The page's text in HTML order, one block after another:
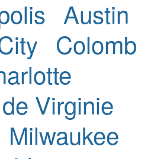
Austin
Colomb
Virginie
Milwaukee